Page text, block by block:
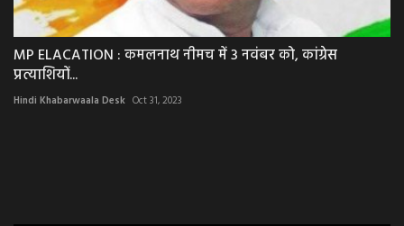
MP ELACATION : कमलनाथ नीमच में 3 नवंबर को, कांग्रेस
प्रत्याशियों...
Hindi Khabarwaala Desk Oct 31, 2023